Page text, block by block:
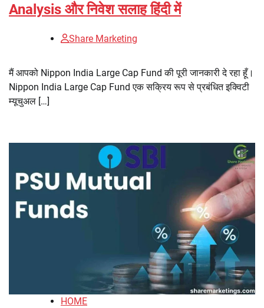
Analysis और निवेश सलाह हिंदी में
Share Marketing
मैं आपको Nippon India Large Cap Fund की पूरी जानकारी दे रहा हूँ।
Nippon India Large Cap Fund एक सक्रिय रूप से प्रबंधित इक्विटी
म्यूचुअल […]
HOME